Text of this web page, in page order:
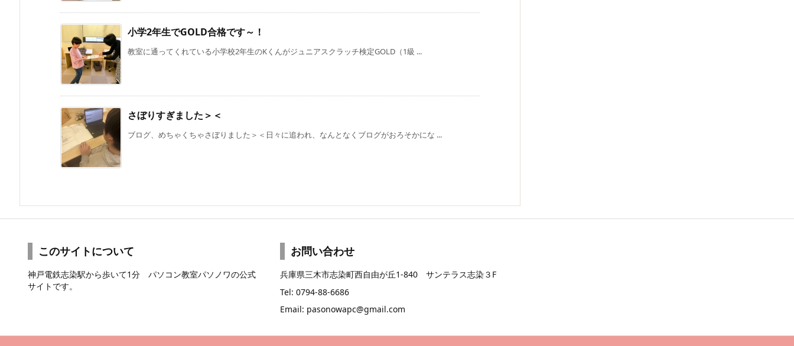
小学2年生でGOLD合格です～！
教室に通ってくれている小学校2年生のKくんがジュニアスクラッチ検定GOLD（1級 ...
さぼりすぎました＞＜
ブログ、めちゃくちゃさぼりました＞＜日々に追われ、なんとなくブログがおろそかにな ...
このサイトについて
神戸電鉄志染駅から歩いて1分 パソコン教室パソノワの公式
サイトです。
お問い合わせ
兵庫県三木市志染町西自由が丘1-840 サンテラス志染３F
Tel: 0794-88-6686
Email: pasonowapc@gmail.com